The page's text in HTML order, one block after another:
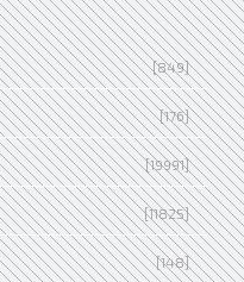
[849]
[176]
[19991]
[11825]
[148]